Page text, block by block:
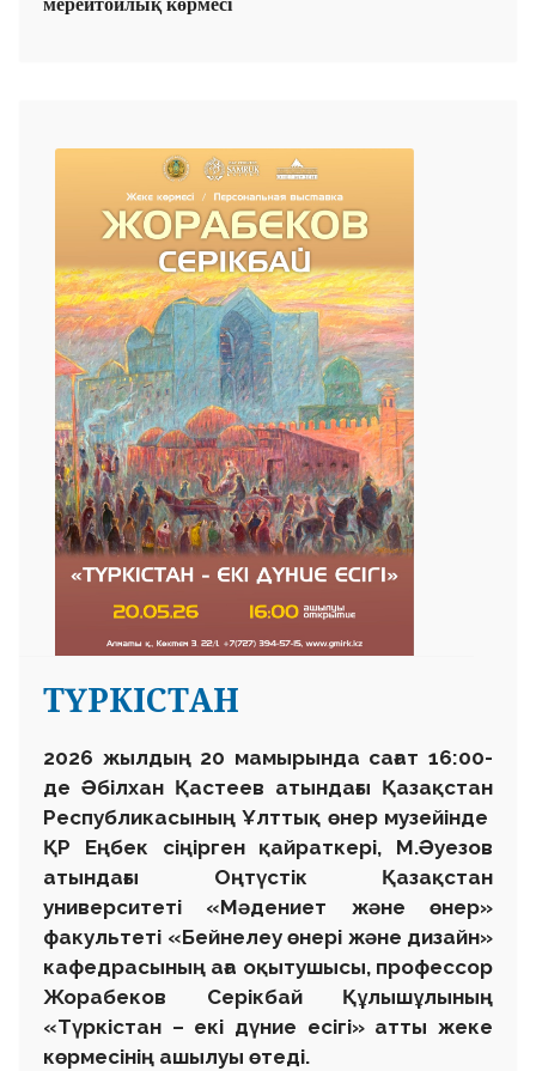
мерейтойлық көрмесі
ТҮРКІСТАН
2026 жылдың 20 мамырында сағат 16:00-
де Әбілхан Қастеев атындағы Қазақстан
Республикасының Ұлттық өнер музейінде
ҚР Еңбек сіңірген қайраткері, М.Әуезов
атындағы Оңтүстік Қазақстан
университеті «Мәдениет және өнер»
факультеті «Бейнелеу өнері және дизайн»
кафедрасының аға оқытушысы, профессор
Жорабеков Серікбай Құлышұлының
«Түркістан – екі дүние есігі» атты жеке
көрмесінің ашылуы өтеді.